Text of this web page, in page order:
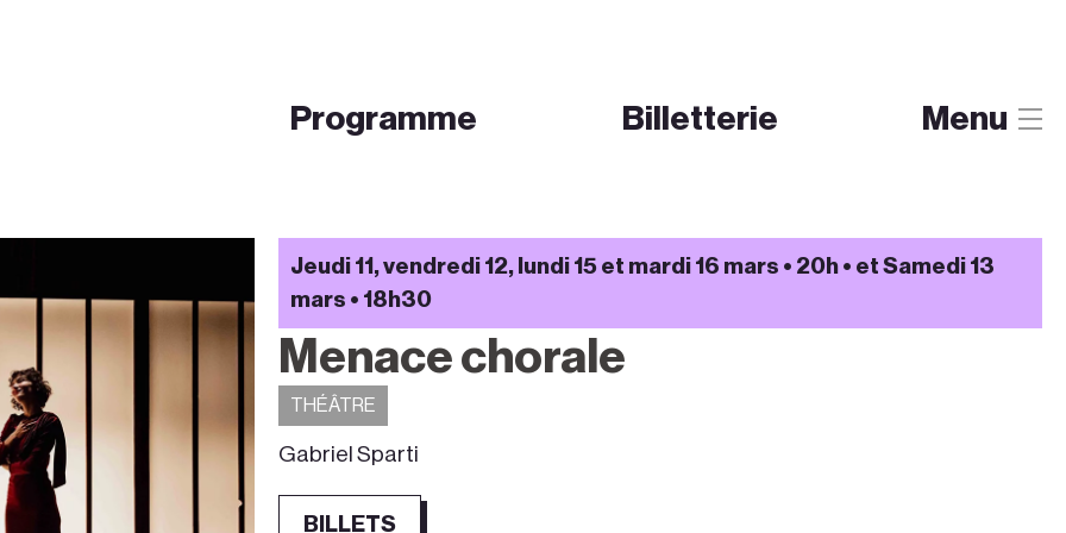
Programme Billetterie Menu
Jeudi 11, vendredi 12, lundi 15 et mardi 16 mars • 20h • et Samedi 13
mars • 18h30
Menace chorale
THÉÂTRE
Gabriel Sparti
BILLETS